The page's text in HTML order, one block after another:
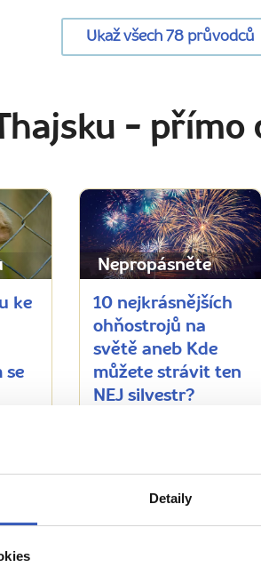
Detaily
Ukaž všech 78 průvodců
- přímo
ke
se
Nepropásněte
10 nejkrásnějších
ohňostrojů na
světě aneb Kde
můžete strávit ten
NEJ silvestr?